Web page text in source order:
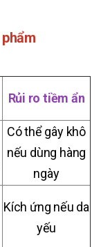
Rủi ro tiềm ẩn
Có thể gây khô
nếu dùng hàng
ngày
Kích ứng nếu da
yếu